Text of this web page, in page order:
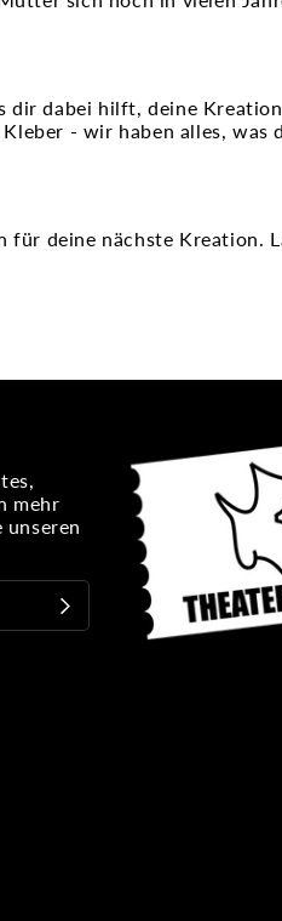
dir dabei hilft, deine
- wir haben alles, was
deine nächste Kreation.
mehr